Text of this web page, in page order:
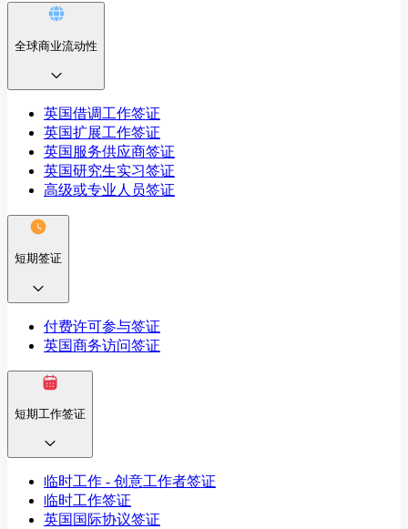
全球商业流动性
英国借调工作签证
英国扩展工作签证
英国服务供应商签证
英国研究生实习签证
高级或专业人员签证
短期签证
付费许可参与签证
英国商务访问签证
短期工作签证
临时工作 - 创意工作者签证
临时工作签证
英国国际协议签证